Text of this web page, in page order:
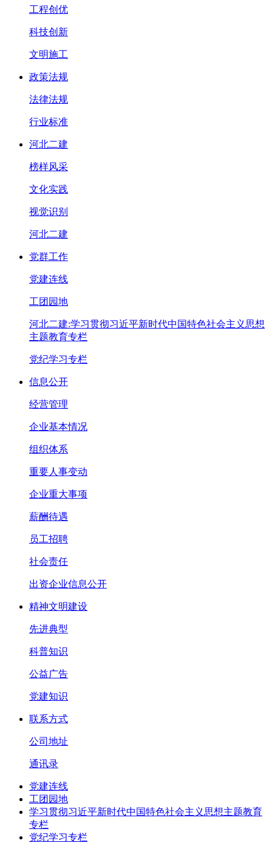
工程创优
科技创新
文明施工
政策法规
法律法规
行业标准
河北二建
榜样风采
文化实践
视觉识别
河北二建
党群工作
党建连线
工团园地
河北二建:学习贯彻习近平新时代中国特色社会主义思想
主题教育专栏
党纪学习专栏
信息公开
经营管理
企业基本情况
组织体系
重要人事变动
企业重大事项
薪酬待遇
员工招聘
社会责任
出资企业信息公开
精神文明建设
先进典型
科普知识
公益广告
党建知识
联系方式
公司地址
通讯录
党建连线
工团园地
学习贯彻习近平新时代中国特色社会主义思想主题教育
专栏
党纪学习专栏